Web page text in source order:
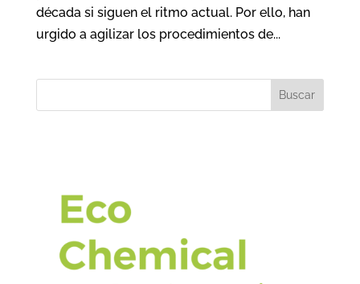
década si siguen el ritmo actual. Por ello, han
urgido a agilizar los procedimientos de...
Buscar